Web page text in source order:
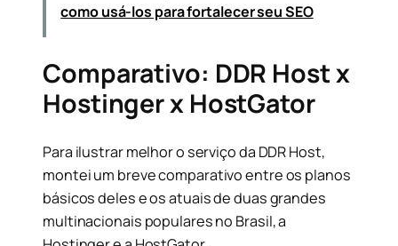
como usá-los para fortalecer seu SEO
Comparativo: DDR Host x
Hostinger x HostGator
Para ilustrar melhor o serviço da DDR Host,
montei um breve comparativo entre os planos
básicos deles e os atuais de duas grandes
multinacionais populares no Brasil, a